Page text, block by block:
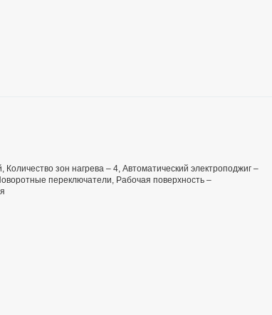
зон нагрева – 4, Автоматический электроподжиг –
переключатели, Рабочая поверхность –